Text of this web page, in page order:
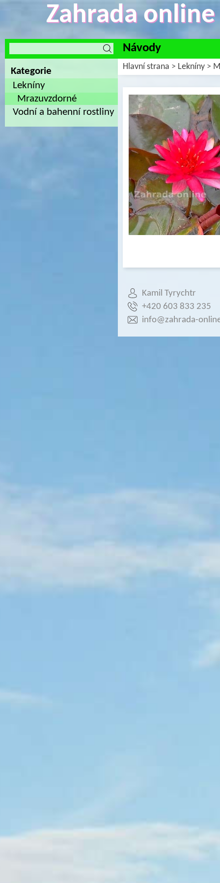
Zahrada
Návody
Kategorie
Lekníny
Mrazuvzdorné
Vodní a bahenní rostliny
Hlavní strana > Lekníny >
Kamil Tyrychtr
+420 603 833 235
info@zahrada-